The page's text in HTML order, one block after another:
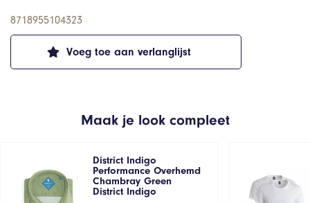
Voeg toe aan verlanglijst
8718955104323
Maak je look compleet
District Indigo
Performance Overhemd
Chambray Green
District Indigo